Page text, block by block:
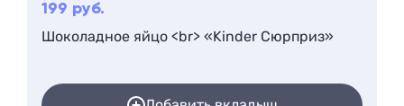
199 руб.
Шоколадное яйцо <br> «Kinder Сюрприз»